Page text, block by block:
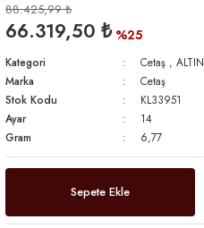
88.425,99 ₺
66.319,50 ₺ %25
Kategori Cetaş , ALTIN
Marka
Cetaş
Stok Kodu
KL33951
Ayar
14
Gram
6,77
Sepete Ekle